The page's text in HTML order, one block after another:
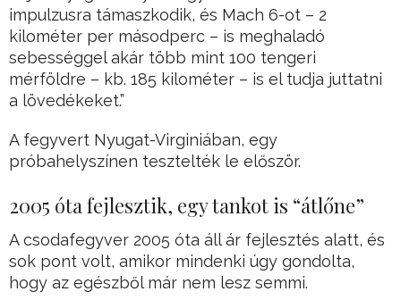
impulzusra támaszkodik, és Mach 6-ot – 2
kilométer per másodperc – is meghaladó
sebességgel akár több mint 100 tengeri
mérföldre – kb. 185 kilométer – is el tudja juttatni
a lövedékeket.”
A fegyvert Nyugat-Virginiában, egy
próbahelyszínen tesztelték le először.
2005 óta fejlesztik, egy tankot is “átlőne”
A csodafegyver 2005 óta áll ár fejlesztés alatt, és
sok pont volt, amikor mindenki úgy gondolta,
hogy az egészből már nem lesz semmi.